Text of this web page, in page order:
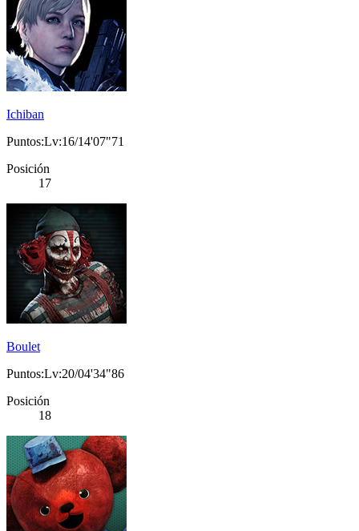
Ichiban
Puntos:Lv:16/14'07"71
Posición
17
Boulet
Puntos:Lv:20/04'34"86
Posición
18